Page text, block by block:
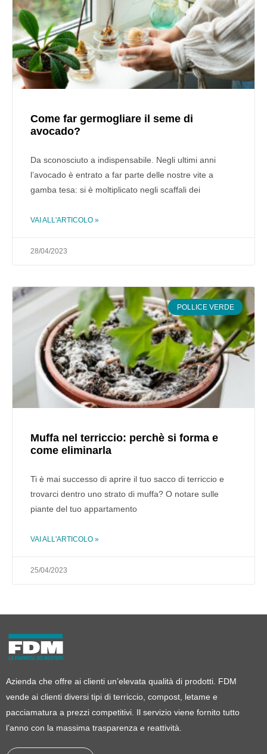
Come far germogliare il seme di
avocado?
Da sconosciuto a indispensabile. Negli ultimi anni
l’avocado è entrato a far parte delle nostre vite a
gamba tesa: si è moltiplicato negli scaffali dei
VAI ALL'ARTICOLO »
28/04/2023
POLLICE VERDE
Muffa nel terriccio: perchè si forma e
come eliminarla
Ti è mai successo di aprire il tuo sacco di terriccio e
trovarci dentro uno strato di muffa? O notare sulle
piante del tuo appartamento
VAI ALL'ARTICOLO »
25/04/2023
Azienda che offre ai clienti un’elevata qualità di prodotti. FDM
vende ai clienti diversi tipi di terriccio, compost, letame e
pacciamatura a prezzi competitivi. Il servizio viene fornito tutto
l’anno con la massima trasparenza e reattività.